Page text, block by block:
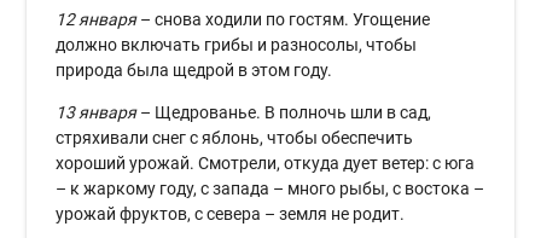
12 января– снова ходили по гостям. Угощение
должно включать грибы и разносолы, чтобы
природа была щедрой в этом году.
13 января– Щедрованье. В полночь шли в сад,
стряхивали снег с яблонь, чтобы обеспечить
хороший урожай. Смотрели, откуда дует ветер: с юга
– к жаркому году, с запада – много рыбы, с востока –
урожай фруктов, с севера – земля не родит.